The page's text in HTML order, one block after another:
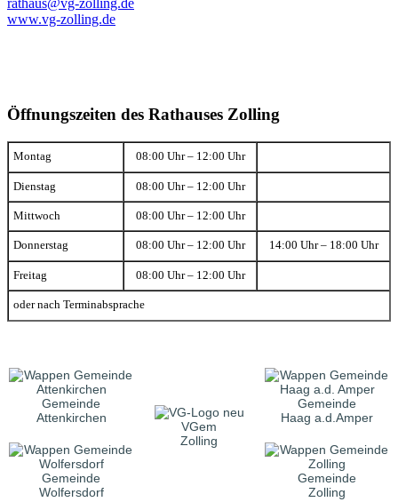
rathaus@vg-zolling.de
www.vg-zolling.de
Öffnungszeiten des Rathauses Zolling
Montag 08:00 Uhr – 12:00 Uhr
Dienstag 08:00 Uhr – 12:00 Uhr
Mittwoch 08:00 Uhr – 12:00 Uhr
Donnerstag 08:00 Uhr – 12:00 Uhr 14:00 Uhr – 18:00 Uhr
Freitag 08:00 Uhr – 12:00 Uhr
oder nach Terminabsprache
Gemeinde
Attenkirchen
VGem
Zolling
Gemeinde
Haag a.d.Amper
Gemeinde
Wolfersdorf
Gemeinde
Zolling